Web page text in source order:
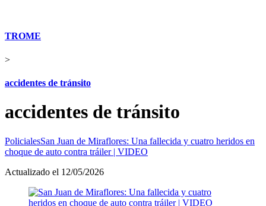
TROME
>
accidentes de tránsito
accidentes de tránsito
PolicialesSan Juan de Miraflores: Una fallecida y cuatro heridos en
choque de auto contra tráiler | VIDEO
Actualizado el 12/05/2026